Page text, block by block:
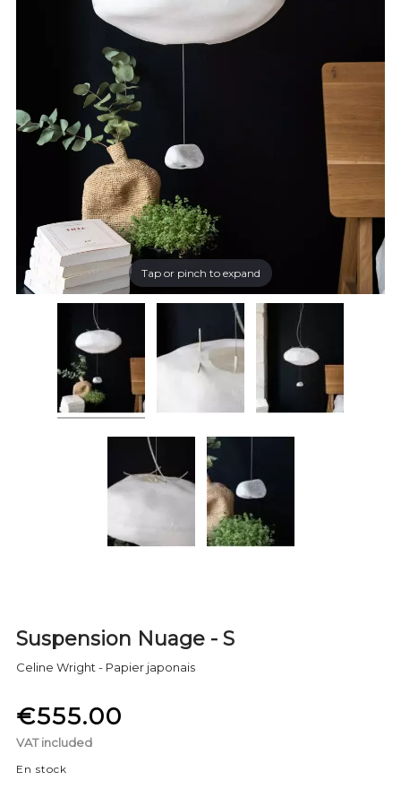
Tap or pinch to expand
Suspension Nuage - S
Celine Wright - Papier japonais
€555.00
VAT included
En stock